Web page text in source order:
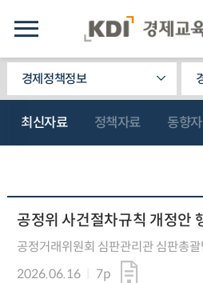
경제정책정보
최신자료 정책자료 동향
공정위 사건절차규칙 개정안
공정거래위원회 심판관리관 심판총
2026.06.16
7p